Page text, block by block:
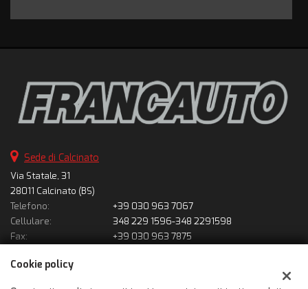
Sede di Calcinato
Via Statale, 31
28011 Calcinato (BS)
Telefono:
+39 030 963 7067
Cellulare:
348 229 1596-348 2291598
Fax:
+39 030 963 7875
Indicazioni stradali
Cookie policy